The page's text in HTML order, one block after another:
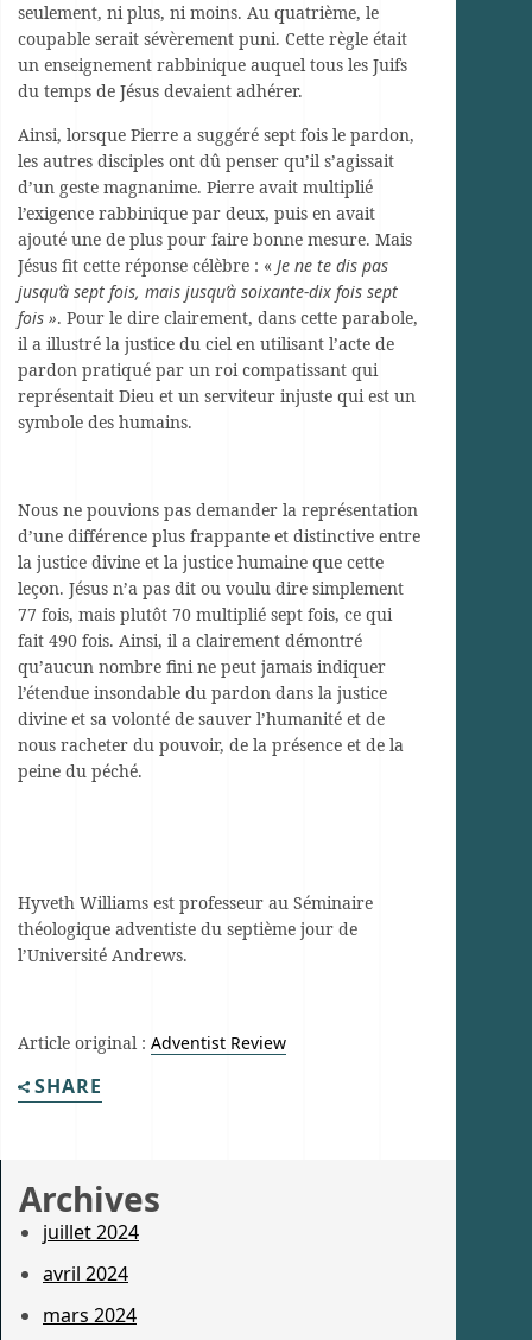
seulement, ni plus, ni moins. Au quatrième, le
coupable serait sévèrement puni. Cette règle était
un enseignement rabbinique auquel tous les Juifs
du temps de Jésus devaient adhérer.
Ainsi, lorsque Pierre a suggéré sept fois le pardon,
les autres disciples ont dû penser qu’il s’agissait
d’un geste magnanime. Pierre avait multiplié
l’exigence rabbinique par deux, puis en avait
ajouté une de plus pour faire bonne mesure. Mais
Jésus fit cette réponse célèbre : « Je ne te dis pas
jusqu’à sept fois, mais jusqu’à soixante-dix fois sept
fois ». Pour le dire clairement, dans cette parabole,
il a illustré la justice du ciel en utilisant l’acte de
pardon pratiqué par un roi compatissant qui
représentait Dieu et un serviteur injuste qui est un
symbole des humains.
Nous ne pouvions pas demander la représentation
d’une différence plus frappante et distinctive entre
la justice divine et la justice humaine que cette
leçon. Jésus n’a pas dit ou voulu dire simplement
77 fois, mais plutôt 70 multiplié sept fois, ce qui
fait 490 fois. Ainsi, il a clairement démontré
qu’aucun nombre fini ne peut jamais indiquer
l’étendue insondable du pardon dans la justice
divine et sa volonté de sauver l’humanité et de
nous racheter du pouvoir, de la présence et de la
peine du péché.
Hyveth Williams est professeur au Séminaire
théologique adventiste du septième jour de
l’Université Andrews.
Article original : Adventist Review
SHARE
Archives
juillet 2024
avril 2024
mars 2024